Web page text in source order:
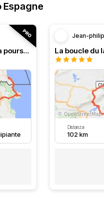
RT n°13 Balade catalane - A la poursuite de l’authentique
Jean-
La boucle du
Distanza
102 km